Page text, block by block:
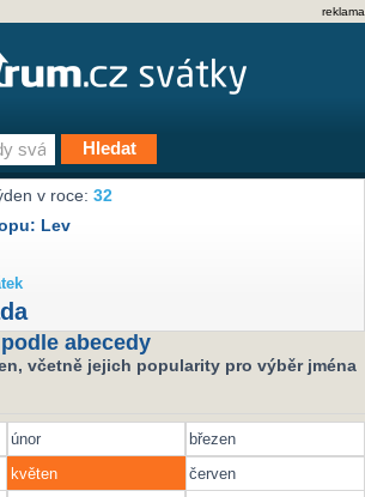
reklama
v roce:32
Lev
abecedy
včetně jejich popularity pro výběr jména
únor
březen
květen
červen